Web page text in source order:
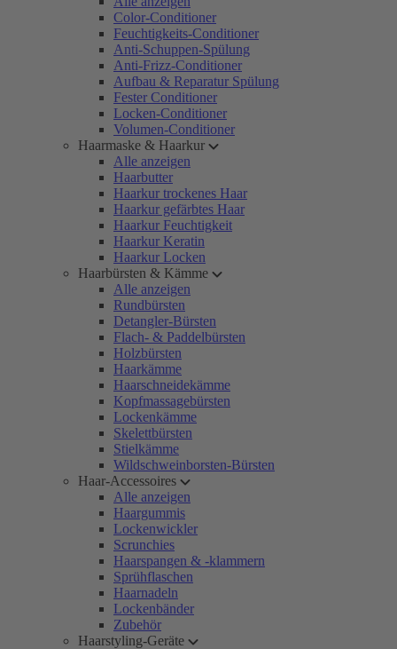
Color-Conditioner
Feuchtigkeits-Conditioner
Anti-Schuppen-Spülung
Anti-Frizz-Conditioner
Aufbau & Reparatur Spülung
Fester Conditioner
Locken-Conditioner
Volumen-Conditioner
Haarmaske & Haarkur
Alle anzeigen
Haarbutter
Haarkur trockenes Haar
Haarkur gefärbtes Haar
Haarkur Feuchtigkeit
Haarkur Keratin
Haarkur Locken
Haarbürsten & Kämme
Alle anzeigen
Rundbürsten
Detangler-Bürsten
Flach- & Paddelbürsten
Holzbürsten
Haarkämme
Haarschneidekämme
Kopfmassagebürsten
Lockenkämme
Skelettbürsten
Stielkämme
Wildschweinborsten-Bürsten
Haar-Accessoires
Alle anzeigen
Haargummis
Lockenwickler
Scrunchies
Haarspangen & -klammern
Sprühflaschen
Haarnadeln
Lockenbänder
Zubehör
Haarstyling-Geräte